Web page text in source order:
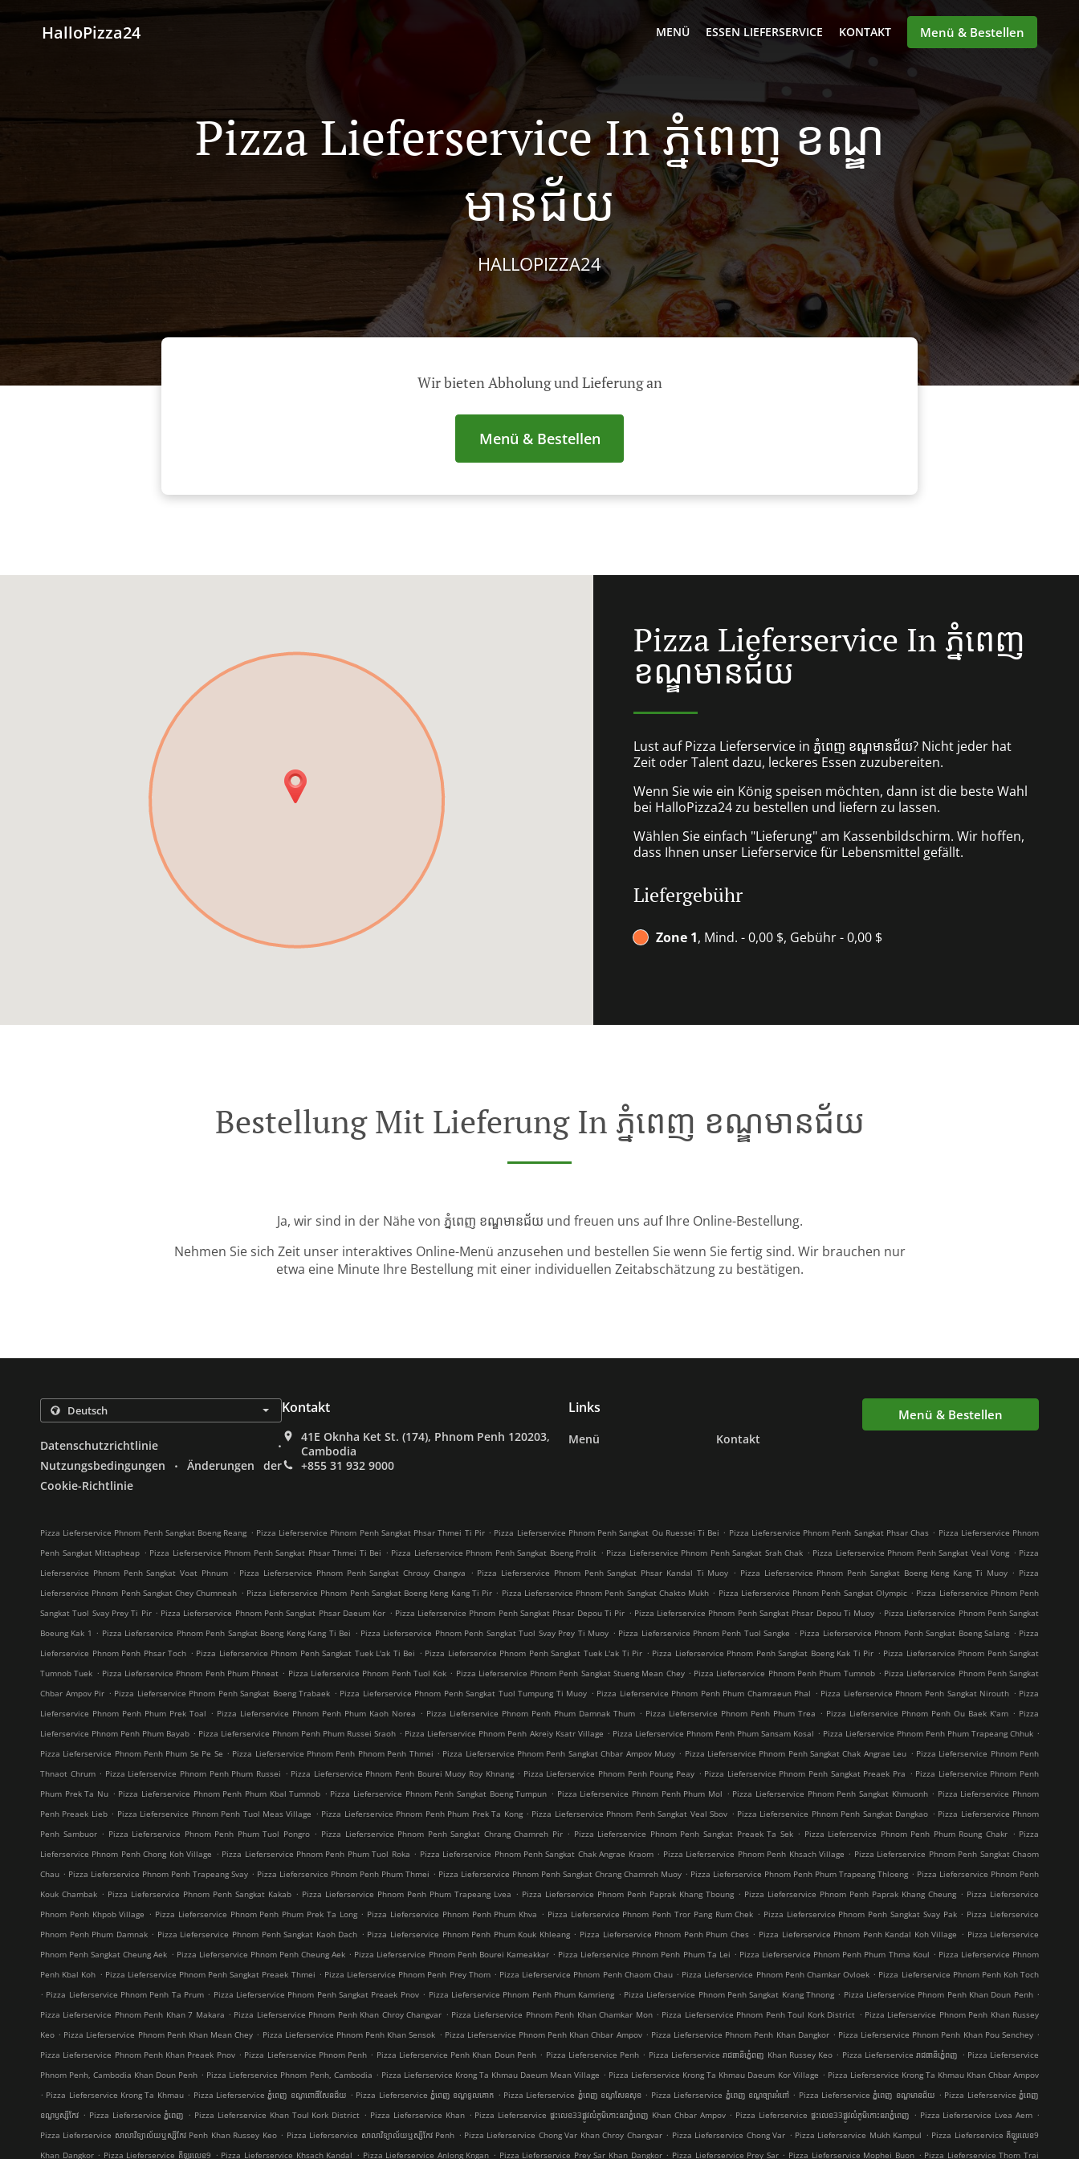
HalloPizza24 MENÜ ESSEN LIEFERSERVICE KONTAKT Menü & Bestellen
Pizza Lieferservice In ភ្នំពេញ ខណ្ឌ
មានជ័យ
HALLOPIZZA24
Wir bieten Abholung und Lieferung an
Menü & Bestellen
Pizza Lieferservice In ភ្នំពេញ
ខណ្ឌមានជ័យ
Lust auf Pizza Lieferservice in ភ្នំពេញ ខណ្ឌមានជ័យ? Nicht jeder hat
Zeit oder Talent dazu, leckeres Essen zuzubereiten.
Wenn Sie wie ein König speisen möchten, dann ist die beste Wahl
bei HalloPizza24 zu bestellen und liefern zu lassen.
Wählen Sie einfach "Lieferung" am Kassenbildschirm. Wir hoffen,
dass Ihnen unser Lieferservice für Lebensmittel gefällt.
Liefergebühr
Zone 1, Mind. - 0,00 $, Gebühr - 0,00 $
Bestellung Mit Lieferung In ភ្នំពេញ ខណ្ឌមានជ័យ
Ja, wir sind in der Nähe von ភ្នំពេញ ខណ្ឌមានជ័យ und freuen uns auf Ihre Online-Bestellung.
Nehmen Sie sich Zeit unser interaktives Online-Menü anzusehen und bestellen Sie wenn Sie fertig sind. Wir brauchen nur
etwa eine Minute Ihre Bestellung mit einer individuellen Zeitabschätzung zu bestätigen.
Datenschutzrichtlinie .
Nutzungsbedingungen .
Änderungen der
Cookie-Richtlinie
Kontakt
41E Oknha Ket St. (174), Phnom Penh 120203,
Cambodia
+855 31 932 9000
Links
Menü Kontakt
Menü & Bestellen
Pizza Lieferservice Phnom Penh Sangkat Boeng Reang . Pizza Lieferservice Phnom Penh Sangkat Phsar Thmei Ti Pir . Pizza Lieferservice Phnom Penh Sangkat Ou Ruessei Ti Bei . Pizza Lieferservice Phnom Penh Sangkat Phsar Chas . Pizza Lieferservice Phnom
Penh Sangkat Mittapheap . Pizza Lieferservice Phnom Penh Sangkat Phsar Thmei Ti Bei . Pizza Lieferservice Phnom Penh Sangkat Boeng Prolit . Pizza Lieferservice Phnom Penh Sangkat Srah Chak . Pizza Lieferservice Phnom Penh Sangkat Veal Vong . Pizza
Lieferservice Phnom Penh Sangkat Voat Phnum . Pizza Lieferservice Phnom Penh Sangkat Chrouy Changva . Pizza Lieferservice Phnom Penh Sangkat Phsar Kandal Ti Muoy . Pizza Lieferservice Phnom Penh Sangkat Boeng Keng Kang Ti Muoy . Pizza
Lieferservice Phnom Penh Sangkat Chey Chumneah . Pizza Lieferservice Phnom Penh Sangkat Boeng Keng Kang Ti Pir . Pizza Lieferservice Phnom Penh Sangkat Chakto Mukh . Pizza Lieferservice Phnom Penh Sangkat Olympic . Pizza Lieferservice Phnom Penh
Sangkat Tuol Svay Prey Ti Pir . Pizza Lieferservice Phnom Penh Sangkat Phsar Daeum Kor . Pizza Lieferservice Phnom Penh Sangkat Phsar Depou Ti Pir . Pizza Lieferservice Phnom Penh Sangkat Phsar Depou Ti Muoy . Pizza Lieferservice Phnom Penh Sangkat
Boeung Kak 1 . Pizza Lieferservice Phnom Penh Sangkat Boeng Keng Kang Ti Bei . Pizza Lieferservice Phnom Penh Sangkat Tuol Svay Prey Ti Muoy . Pizza Lieferservice Phnom Penh Tuol Sangke . Pizza Lieferservice Phnom Penh Sangkat Boeng Salang . Pizza
Lieferservice Phnom Penh Phsar Toch . Pizza Lieferservice Phnom Penh Sangkat Tuek L'ak Ti Bei . Pizza Lieferservice Phnom Penh Sangkat Tuek L'ak Ti Pir . Pizza Lieferservice Phnom Penh Sangkat Boeng Kak Ti Pir . Pizza Lieferservice Phnom Penh Sangkat
Tumnob Tuek . Pizza Lieferservice Phnom Penh Phum Phneat . Pizza Lieferservice Phnom Penh Tuol Kok . Pizza Lieferservice Phnom Penh Sangkat Stueng Mean Chey . Pizza Lieferservice Phnom Penh Phum Tumnob . Pizza Lieferservice Phnom Penh Sangkat
Chbar Ampov Pir . Pizza Lieferservice Phnom Penh Sangkat Boeng Trabaek . Pizza Lieferservice Phnom Penh Sangkat Tuol Tumpung Ti Muoy . Pizza Lieferservice Phnom Penh Phum Chamraeun Phal . Pizza Lieferservice Phnom Penh Sangkat Nirouth . Pizza
Lieferservice Phnom Penh Phum Prek Toal . Pizza Lieferservice Phnom Penh Phum Kaoh Norea . Pizza Lieferservice Phnom Penh Phum Damnak Thum . Pizza Lieferservice Phnom Penh Phum Trea . Pizza Lieferservice Phnom Penh Ou Baek K'am . Pizza
Lieferservice Phnom Penh Phum Bayab . Pizza Lieferservice Phnom Penh Phum Russei Sraoh . Pizza Lieferservice Phnom Penh Akreiy Ksatr Village . Pizza Lieferservice Phnom Penh Phum Sansam Kosal . Pizza Lieferservice Phnom Penh Phum Trapeang Chhuk .
Pizza Lieferservice Phnom Penh Phum Se Pe Se . Pizza Lieferservice Phnom Penh Phnom Penh Thmei . Pizza Lieferservice Phnom Penh Sangkat Chbar Ampov Muoy . Pizza Lieferservice Phnom Penh Sangkat Chak Angrae Leu . Pizza Lieferservice Phnom Penh
Thnaot Chrum . Pizza Lieferservice Phnom Penh Phum Russei . Pizza Lieferservice Phnom Penh Bourei Muoy Roy Khnang . Pizza Lieferservice Phnom Penh Poung Peay . Pizza Lieferservice Phnom Penh Sangkat Preaek Pra . Pizza Lieferservice Phnom Penh
Phum Prek Ta Nu . Pizza Lieferservice Phnom Penh Phum Kbal Tumnob . Pizza Lieferservice Phnom Penh Sangkat Boeng Tumpun . Pizza Lieferservice Phnom Penh Phum Mol . Pizza Lieferservice Phnom Penh Sangkat Khmuonh . Pizza Lieferservice Phnom
Penh Preaek Lieb . Pizza Lieferservice Phnom Penh Tuol Meas Village . Pizza Lieferservice Phnom Penh Phum Prek Ta Kong . Pizza Lieferservice Phnom Penh Sangkat Veal Sbov . Pizza Lieferservice Phnom Penh Sangkat Dangkao . Pizza Lieferservice Phnom
Penh Sambuor . Pizza Lieferservice Phnom Penh Phum Tuol Pongro . Pizza Lieferservice Phnom Penh Sangkat Chrang Chamreh Pir . Pizza Lieferservice Phnom Penh Sangkat Preaek Ta Sek . Pizza Lieferservice Phnom Penh Phum Roung Chakr . Pizza
Lieferservice Phnom Penh Chong Koh Village . Pizza Lieferservice Phnom Penh Phum Tuol Roka . Pizza Lieferservice Phnom Penh Sangkat Chak Angrae Kraom . Pizza Lieferservice Phnom Penh Khsach Village . Pizza Lieferservice Phnom Penh Sangkat Chaom
Chau . Pizza Lieferservice Phnom Penh Trapeang Svay . Pizza Lieferservice Phnom Penh Phum Thmei . Pizza Lieferservice Phnom Penh Sangkat Chrang Chamreh Muoy . Pizza Lieferservice Phnom Penh Phum Trapeang Thloeng . Pizza Lieferservice Phnom Penh
Kouk Chambak . Pizza Lieferservice Phnom Penh Sangkat Kakab . Pizza Lieferservice Phnom Penh Phum Trapeang Lvea . Pizza Lieferservice Phnom Penh Paprak Khang Tboung . Pizza Lieferservice Phnom Penh Paprak Khang Cheung . Pizza Lieferservice
Phnom Penh Khpob Village . Pizza Lieferservice Phnom Penh Phum Prek Ta Long . Pizza Lieferservice Phnom Penh Phum Khva . Pizza Lieferservice Phnom Penh Tror Pang Rum Chek . Pizza Lieferservice Phnom Penh Sangkat Svay Pak . Pizza Lieferservice
Phnom Penh Phum Damnak . Pizza Lieferservice Phnom Penh Sangkat Kaoh Dach . Pizza Lieferservice Phnom Penh Phum Kouk Khleang . Pizza Lieferservice Phnom Penh Phum Ches . Pizza Lieferservice Phnom Penh Kandal Koh Village . Pizza Lieferservice
Phnom Penh Sangkat Cheung Aek . Pizza Lieferservice Phnom Penh Cheung Aek . Pizza Lieferservice Phnom Penh Bourei Kameakkar . Pizza Lieferservice Phnom Penh Phum Ta Lei . Pizza Lieferservice Phnom Penh Phum Thma Koul . Pizza Lieferservice Phnom
Penh Kbal Koh . Pizza Lieferservice Phnom Penh Sangkat Preaek Thmei . Pizza Lieferservice Phnom Penh Prey Thom . Pizza Lieferservice Phnom Penh Chaom Chau . Pizza Lieferservice Phnom Penh Chamkar Ovloek . Pizza Lieferservice Phnom Penh Koh Toch
. Pizza Lieferservice Phnom Penh Ta Prum . Pizza Lieferservice Phnom Penh Sangkat Preaek Pnov . Pizza Lieferservice Phnom Penh Phum Kamrieng . Pizza Lieferservice Phnom Penh Sangkat Krang Thnong . Pizza Lieferservice Phnom Penh Khan Doun Penh .
Pizza Lieferservice Phnom Penh Khan 7 Makara . Pizza Lieferservice Phnom Penh Khan Chroy Changvar . Pizza Lieferservice Phnom Penh Khan Chamkar Mon . Pizza Lieferservice Phnom Penh Toul Kork District . Pizza Lieferservice Phnom Penh Khan Russey
Keo . Pizza Lieferservice Phnom Penh Khan Mean Chey . Pizza Lieferservice Phnom Penh Khan Sensok . Pizza Lieferservice Phnom Penh Khan Chbar Ampov . Pizza Lieferservice Phnom Penh Khan Dangkor . Pizza Lieferservice Phnom Penh Khan Pou Senchey .
Pizza Lieferservice Phnom Penh Khan Preaek Pnov . Pizza Lieferservice Phnom Penh . Pizza Lieferservice Penh Khan Doun Penh . Pizza Lieferservice Penh . Pizza Lieferservice រាជធានីភ្នំេពញ Khan Russey Keo . Pizza Lieferservice រាជធានីភ្នំេពញ . Pizza Lieferservice
Phnom Penh, Cambodia Khan Doun Penh . Pizza Lieferservice Phnom Penh, Cambodia . Pizza Lieferservice Krong Ta Khmau Daeum Mean Village . Pizza Lieferservice Krong Ta Khmau Daeum Kor Village . Pizza Lieferservice Krong Ta Khmau Khan Chbar Ampov
. Pizza Lieferservice Krong Ta Khmau . Pizza Lieferservice ភ្នំពេញ ខណ្ឌ​ពោធិ៍សែនជ័យ . Pizza Lieferservice ភ្នំពេញ ខណ្ឌទួលគោក . Pizza Lieferservice ភ្នំពេញ ខណ្ឌ​សែនសុខ . Pizza Lieferservice ភ្នំពេញ ខណ្ឌច្បារអំពៅ . Pizza Lieferservice ភ្នំពេញ ខណ្ឌមានជ័យ . Pizza Lieferservice ភ្នំពេញ
ខណ្ឌ​ឫស្សីកែវ . Pizza Lieferservice ភ្នំពេញ . Pizza Lieferservice Khan Toul Kork District . Pizza Lieferservice Khan . Pizza Lieferservice ផ្ទះលេខ33ផ្លូវលំភូមិកោះនរាភ្នំពេញ Khan Chbar Ampov . Pizza Lieferservice ផ្ទះលេខ33ផ្លូវលំភូមិកោះនរាភ្នំពេញ . Pizza Lieferservice Lvea Aem .
Pizza Lieferservice សាលាវិទ្យាល័យឬស្សីកែវ Penh Khan Russey Keo . Pizza Lieferservice សាលាវិទ្យាល័យឬស្សីកែវ Penh . Pizza Lieferservice Chong Var Khan Chroy Changvar . Pizza Lieferservice Chong Var . Pizza Lieferservice Mukh Kampul . Pizza Lieferservice គីឡូរលេខ9
Khan Dangkor . Pizza Lieferservice គីឡូរលេខ9 . Pizza Lieferservice Khsach Kandal . Pizza Lieferservice Anlong Kngan . Pizza Lieferservice Prey Sar Khan Dangkor . Pizza Lieferservice Prey Sar . Pizza Lieferservice Mophei Buon . Pizza Lieferservice Thom Trai